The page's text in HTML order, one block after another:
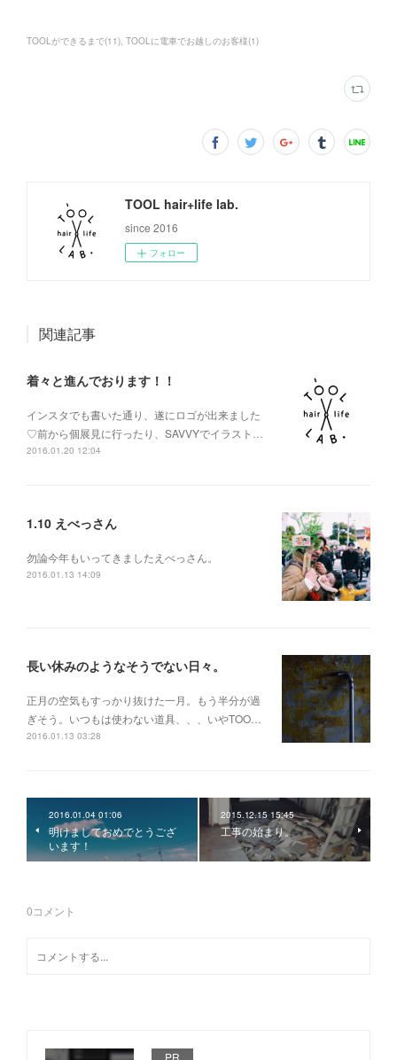
TOOLができるまで(11) TOOLに電車でお越しのお客様(1)
TOOL hair+life lab.
since 2016
フォロー
関連記事
着々と進んでおります！！
インスタでも書いた通り、遂にロゴが出来ました
♡前から個展見に行ったり、SAVVYでイラスト…
2016.01.20 12:04
1.10 えべっさん
勿論今年もいってきましたえべっさん。
2016.01.13 14:09
長い休みのようなそうでない日々。
正月の空気もすっかり抜けた一月。もう半分が過
ぎそう。いつもは使わない道具、、、いやTOO…
2016.01.13 03:28
2016.01.04 01:06
明けましておめでとうござ
います！
2015.12.15 15:45
工事の始まり。
0コメント